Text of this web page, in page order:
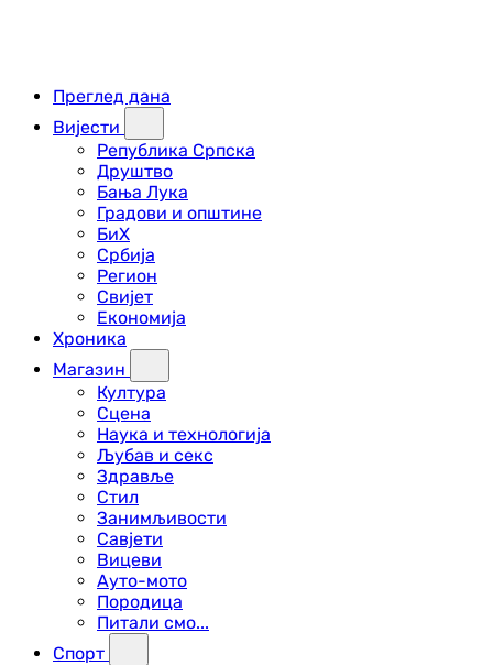
Преглед дана
Вијести
Република Српска
Друштво
Бања Лука
Градови и општине
БиХ
Србија
Регион
Свијет
Економија
Хроника
Магазин
Култура
Сцена
Наука и технологија
Љубав и секс
Здравље
Стил
Занимљивости
Савјети
Вицеви
Ауто-мото
Породица
Питали смо...
Спорт